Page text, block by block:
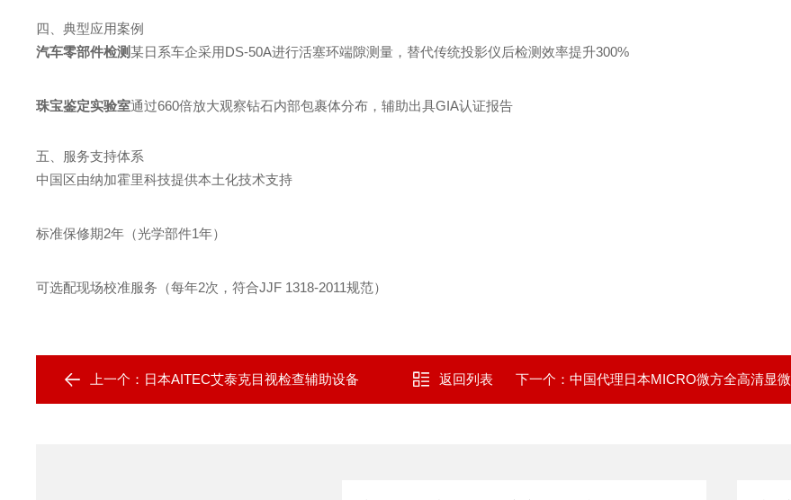
四、典型应用案例
汽车零部件检测某日系车企采用DS-50A进行活塞环端隙测量，替代传统投影仪后检测效率提升300%
珠宝鉴定实验室通过660倍放大观察钻石内部包裹体分布，辅助出具GIA认证报告
五、服务支持体系
中国区由纳加霍里科技提供本土化技术支持
标准保修期2年（光学部件1年）
可选配现场校准服务（每年2次，符合JJF 1318-2011规范）
上一个： 日本AITEC艾泰克目视检查辅助设备 返回列表 下一个： 中国代理日本MICRO微方全高清显微镜DS-50HD